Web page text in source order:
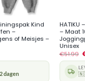
Kind
–
of Meisjes –
dagen
HATIKU
– Maat
Unisex
€51.99